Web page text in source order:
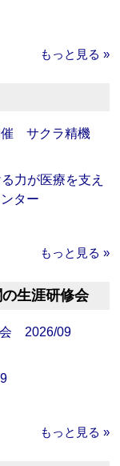
もっと見る »
催 サクラ精機
力が医療を支え
ター
もっと見る »
生涯研修会
会 2026/09
もっと見る »